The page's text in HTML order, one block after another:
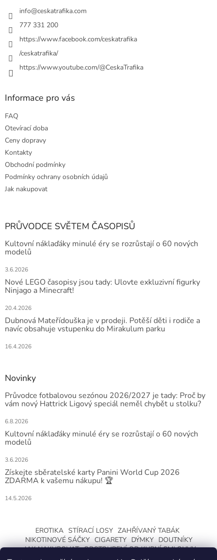
info@ceskatrafika.com
777 331 200
https://www.facebook.com/ceskatrafika
/ceskatrafika/
https://www.youtube.com/@CeskaTrafika
Informace pro vás
FAQ
Otevírací doba
Ceny dopravy
Kontakty
Obchodní podmínky
Podmínky ochrany osobních údajů
Jak nakupovat
PRŮVODCE SVĚTEM ČASOPISŮ
Kultovní náklaďáky minulé éry se rozrůstají o 60 nových
modelů
3.6.2026
Nové LEGO časopisy jsou tady: Ulovte exkluzivní figurky
Ninjago a Minecraft!
20.4.2026
Dubnová Mateřídouška je v prodeji. Potěší děti i rodiče a
navíc obsahuje vstupenku do Mirakulum parku
16.4.2026
Novinky
Průvodce fotbalovou sezónou 2026/2027 je tady: Proč by
vám nový Hattrick Ligový speciál neměl chybět u stolku?
6.8.2026
Kultovní náklaďáky minulé éry se rozrůstají o 60 nových
modelů
3.6.2026
Získejte sběratelské karty Panini World Cup 2026
ZDARMA k vašemu nákupu! 🏆
14.5.2026
EROTIKA STÍRACÍ LOSY ZAHŘÍVANÝ TABÁK
NIKOTINOVÉ SÁČKY CIGARETY DÝMKY
DOUTNÍKY
JAK NAKUPOVAT ODSTOUPENÍ OD KUPNÍ SMLOUVY